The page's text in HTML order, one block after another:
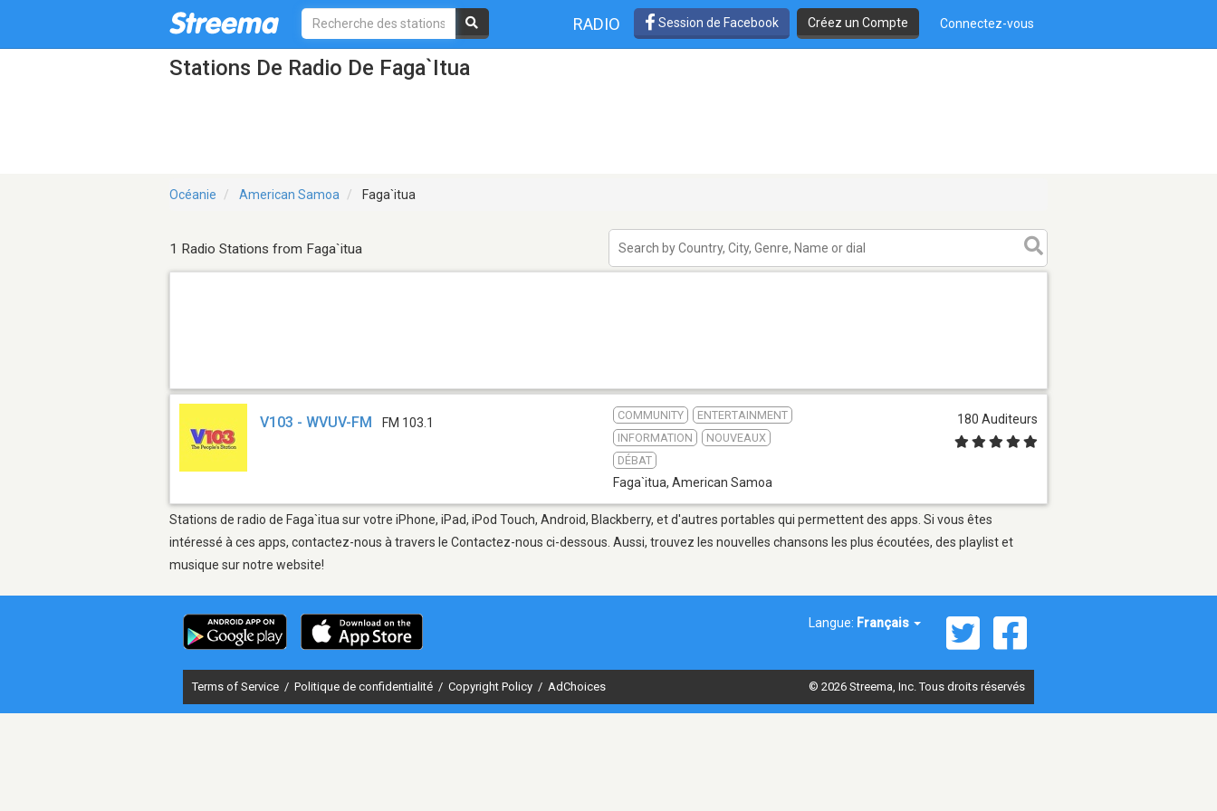
RADIO Session de Facebook Créez un Compte Connectez-vous
Stations De Radio De Faga`itua
Océanie American Samoa Faga`itua
1 Radio Stations from Faga`itua
V103 - WVUV-FM FM 103.1
COMMUNITY
ENTERTAINMENT
INFORMATION
NOUVEAUX
DÉBAT
Faga`itua, American Samoa
180 Auditeurs
Stations de radio de Faga`itua sur votre iPhone, iPad, iPod Touch, Android, Blackberry, et d'autres portables qui permettent des apps. Si vous êtes
intéressé à ces apps, contactez-nous à travers le Contactez-nous ci-dessous. Aussi, trouvez les nouvelles chansons les plus écoutées, des playlist et
musique sur notre website!
Langue: Français
Terms of Service / Politique de confidentialité / Copyright Policy / AdChoices © 2026 Streema, Inc. Tous droits réservés